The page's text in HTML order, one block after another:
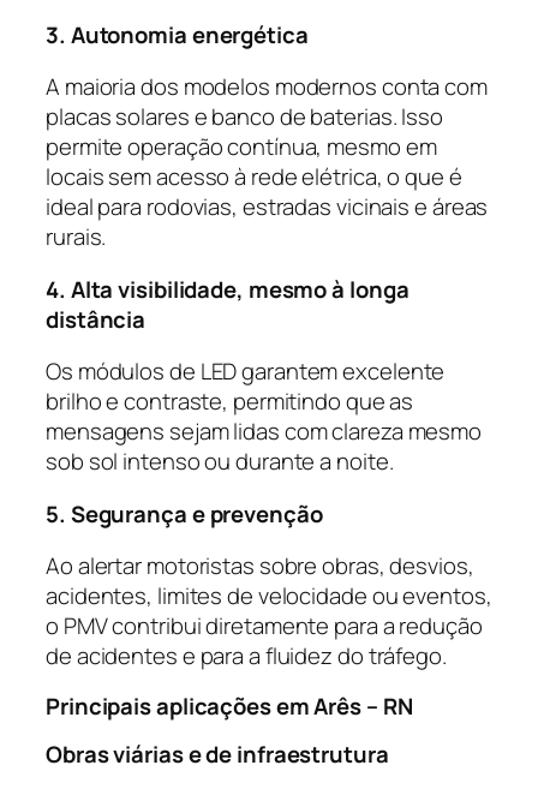
3. Autonomia energética
A maioria dos modelos modernos conta com
placas solares e banco de baterias. Isso
permite operação contínua, mesmo em
locais sem acesso à rede elétrica, o que é
ideal para rodovias, estradas vicinais e áreas
rurais.
4. Alta visibilidade, mesmo à longa
distância
Os módulos de LED garantem excelente
brilho e contraste, permitindo que as
mensagens sejam lidas com clareza mesmo
sob sol intenso ou durante a noite.
5. Segurança e prevenção
Ao alertar motoristas sobre obras, desvios,
acidentes, limites de velocidade ou eventos,
o PMV contribui diretamente para a redução
de acidentes e para a fluidez do tráfego.
Principais aplicações em Arês – RN
Obras viárias e de infraestrutura